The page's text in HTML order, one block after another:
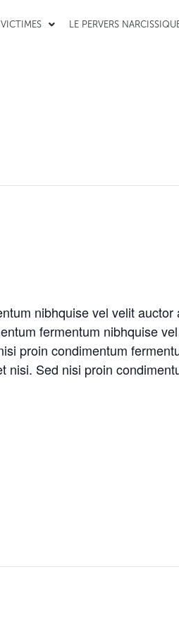
LE PERVERS
nibhquise vel velit auctor
fermentum nibhquise
proin condimentum
nisi. Sed nisi proin